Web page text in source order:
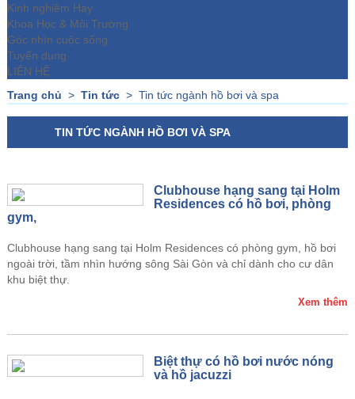
Kinh nghiệm Hay
Khoa Học & Môi Trường
Góc nhìn cuộc sống
Tuyển dụng
LIÊN HỆ
Trang chủ > Tin tức> Tin tức ngành hồ bơi và spa
TIN TỨC NGÀNH HỒ BƠI VÀ SPA
Clubhouse hạng sang tại Holm
Residences có hồ bơi, phòng
gym,
Clubhouse hạng sang tại Holm Residences có phòng gym, hồ bơi
ngoài trời, tầm nhìn hướng sông Sài Gòn và chỉ dành cho cư dân
khu biệt thự.
Xem thêm
Biệt thự có hồ bơi nước nóng
và hồ jacuzzi